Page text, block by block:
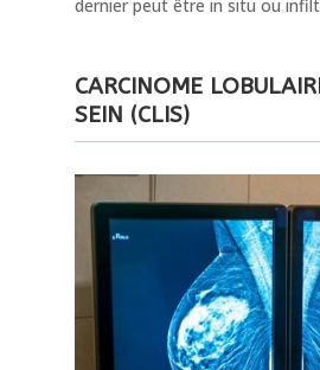
dernier peut être in situ ou
CARCINOME
SEIN (CLIS)